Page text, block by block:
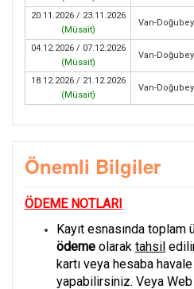
20.11.2026 / 23.11.2026
(Müsait)
Van-
04.12.2026 / 07.12.2026
(Müsait)
Van-
18.12.2026 / 21.12.2026
(Müsait)
Van-
Önemli Bilgiler
ÖDEME NOTLARI
Kayıt esnasında toplam
ödeme olarak tahsil
kartı veya hesaba
yapabilirsiniz. Veya